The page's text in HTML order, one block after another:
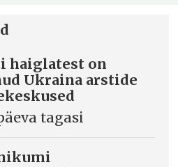
haiglatest on
Ukraina arstide
tagasi